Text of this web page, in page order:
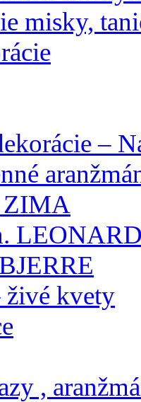
misky,
–
ZIMA
živé kvety
,